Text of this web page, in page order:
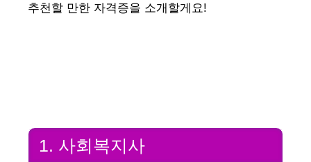
추천할 만한 자격증을 소개할게요!
1. 사회복지사